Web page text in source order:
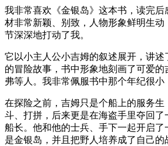
我非常喜欢《金银岛》这本书，读完后
材非常新颖、别致，人物形象鲜明生
节深深地打动了我。
它以小主人公小吉姆的叙述展开，讲
的冒险故事，书中形象地刻画了可爱
弗等人。我非常佩服书中那个年纪很小
在探险之前，吉姆只是个船上的服务
斗、打拼，后来更是在海盗手里夺回
船长。他和他的士兵、手下一起开启
是金银岛，并且把野人培养成了自己